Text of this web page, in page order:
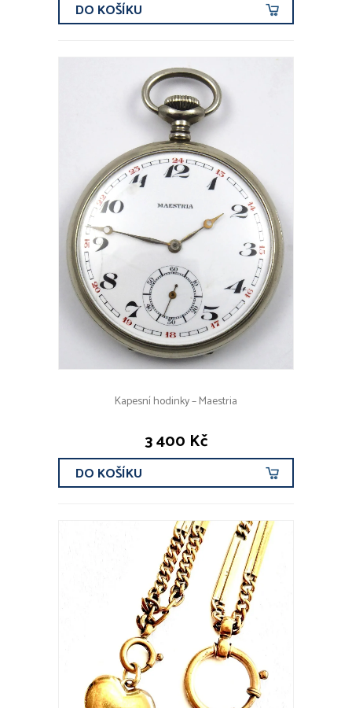
DO KOŠÍKU
Kapesní hodinky – Maestria
3 400 Kč
DO KOŠÍKU